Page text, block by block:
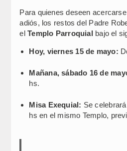
Para quienes deseen
adiós, los restos del Padre
elTemplo Parroquial bajo el
Hoy, viernes 15 de mayo:
Mañana, sábado 16 de
hs.
Misa Exequial: Se
hs en el mismo Templo,